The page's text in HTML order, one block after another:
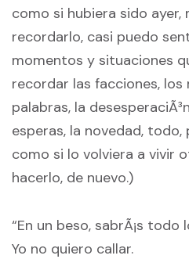
como si hubiera sido ayer,
recordarlo, casi puedo
momentos y situaciones
recordar las facciones, los
palabras, la
esperas, la novedad,
como si lo volviera a vivir
hacerlo, de nuevo.)
“En un beso, sabrÃ¡s todo
Yo no quiero callar.